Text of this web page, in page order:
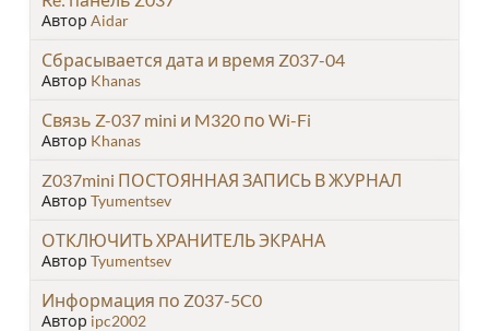
Автор Aidar
Сбрасывается дата и время Z037-04
Автор Khanas
Связь Z-037 mini и M320 по Wi-Fi
Автор Khanas
Z037mini ПОСТОЯННАЯ ЗАПИСЬ В ЖУРНАЛ
Автор Tyumentsev
ОТКЛЮЧИТЬ ХРАНИТЕЛЬ ЭКРАНА
Автор Tyumentsev
Информация по Z037-5C0
Автор ipc2002